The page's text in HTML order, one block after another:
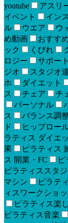
youtube
アスリ
イベント
イン
ル
ウエア ウ
め動画
おすす
ック
くびれ
ロジー
サポート
ジオ
スタジオ
ホ
ダイエット
ス
チェア チ
パーソナル
ス
バランス調
ド
ヒップロー
ラティス ダイエ
果
ピラティス
ス 開業・FC
ピラティススタ
マシン
ピラテ
ィスワークショ
ピラティス楽
ピラティス音楽